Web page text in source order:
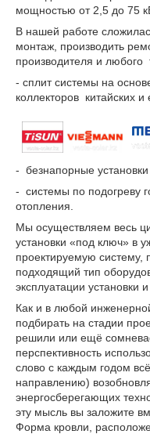
мощностью от 2,5 до 75
В нашей работе
монтаж, производить
производителя и любого
- сплит системы на
коллекторов китайских
- безнапорные
- системы по подогреву
отопления.
Мы осуществляем весь
установки «под ключ» в
проектируемую
подходящий тип
эксплуатации установки
Как и в любой
подбирать на стадии
решили или ещё
перспективность
слово с каждым годом
направлению)
энергосберегающих
эту мысль вы заложите
Форма кровли,